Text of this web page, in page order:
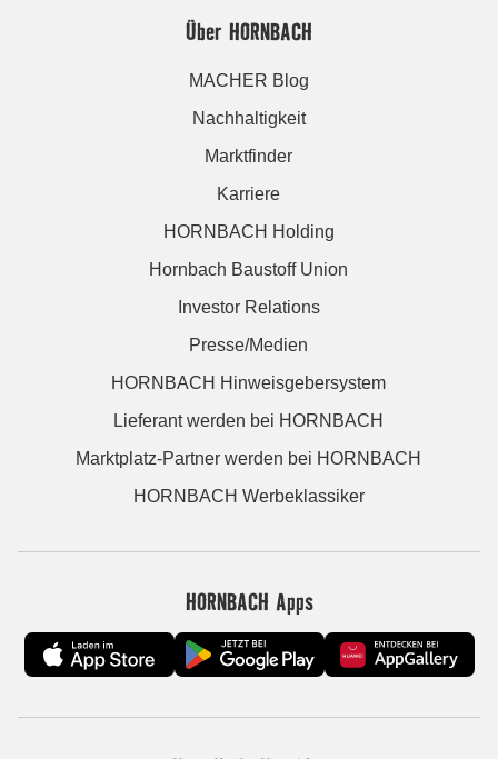
Über HORNBACH
MACHER Blog
Nachhaltigkeit
Marktfinder
Karriere
HORNBACH Holding
Hornbach Baustoff Union
Investor Relations
Presse/Medien
HORNBACH Hinweisgebersystem
Lieferant werden bei HORNBACH
Marktplatz-Partner werden bei HORNBACH
HORNBACH Werbeklassiker
HORNBACH Apps